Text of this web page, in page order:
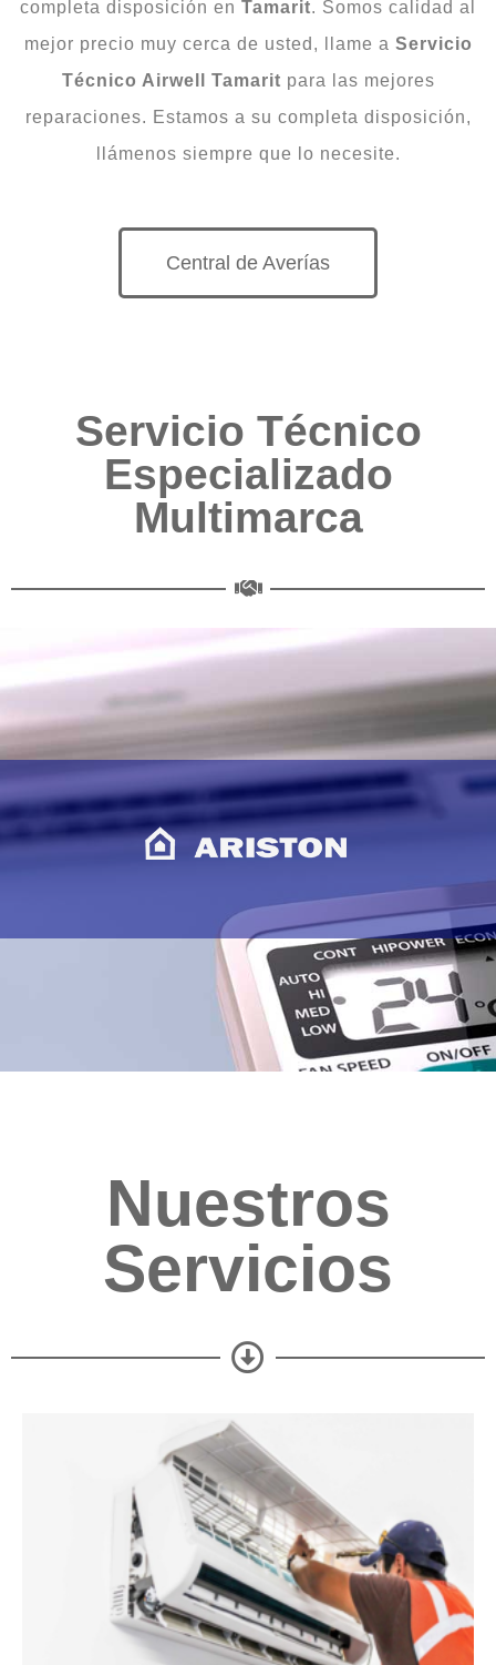
completa disposición en Tamarit. Somos calidad al
mejor precio muy cerca de usted, llame a Servicio
Técnico Airwell Tamarit para las mejores
reparaciones. Estamos a su completa disposición,
llámenos siempre que lo necesite.
Central de Averías
Servicio Técnico
Especializado
Multimarca
Nuestros
Servicios